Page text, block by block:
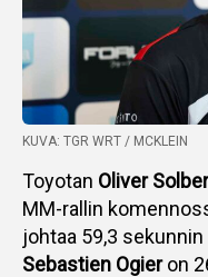
KUVA: TGR WRT / MCKLEIN
Toyotan Oliver
MM-rallin
johtaa 59,3 sekunnin
Sebastien Ogieron